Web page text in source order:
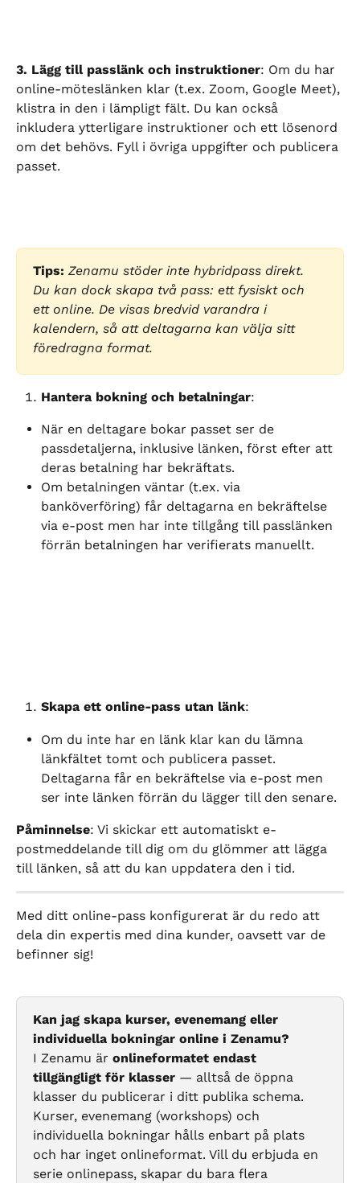
3. Lägg till passlänk och instruktioner: Om du har
online-möteslänken klar (t.ex. Zoom, Google Meet),
klistra in den i lämpligt fält. Du kan också
inkludera ytterligare instruktioner och ett lösenord
om det behövs. Fyll i övriga uppgifter och publicera
passet.
Tips: Zenamu stöder inte hybridpass direkt.
Du kan dock skapa två pass: ett fysiskt och
ett online. De visas bredvid varandra i
kalendern, så att deltagarna kan välja sitt
föredragna format.
Hantera bokning och betalningar:
När en deltagare bokar passet ser de
passdetaljerna, inklusive länken, först efter att
deras betalning har bekräftats.
Om betalningen väntar (t.ex. via
banköverföring) får deltagarna en bekräftelse
via e-post men har inte tillgång till passlänken
förrän betalningen har verifierats manuellt.
Skapa ett online-pass utan länk:
Om du inte har en länk klar kan du lämna
länkfältet tomt och publicera passet.
Deltagarna får en bekräftelse via e-post men
ser inte länken förrän du lägger till den senare.
Påminnelse: Vi skickar ett automatiskt e-
postmeddelande till dig om du glömmer att lägga
till länken, så att du kan uppdatera den i tid.
Med ditt online-pass konfigurerat är du redo att
dela din expertis med dina kunder, oavsett var de
befinner sig!
Kan jag skapa kurser, evenemang eller
individuella bokningar online i Zenamu?
I Zenamu är onlineformatet endast
tillgängligt för klasser — alltså de öppna
klasser du publicerar i ditt publika schema.
Kurser, evenemang (workshops) och
individuella bokningar hålls enbart på plats
och har inget onlineformat. Vill du erbjuda en
serie onlinepass, skapar du bara flera